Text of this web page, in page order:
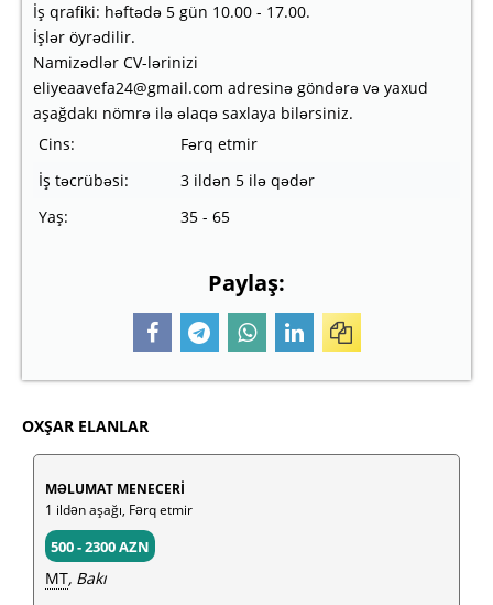
İş qrafiki: həftədə 5 gün 10.00 - 17.00.
İşlər öyrədilir.
Namizədlər CV-lərinizi
eliyeaavefa24@gmail.com adresinə göndərə və yaxud
aşağdakı nömrə ilə əlaqə saxlaya bilərsiniz.
Cins:
Fərq etmir
İş təcrübəsi:
3 ildən 5 ilə qədər
Yaş:
35 - 65
Paylaş:
OXŞAR ELANLAR
MƏLUMAT MENECERİ
1 ildən aşağı, Fərq etmir
500 - 2300 AZN
MT, Bakı